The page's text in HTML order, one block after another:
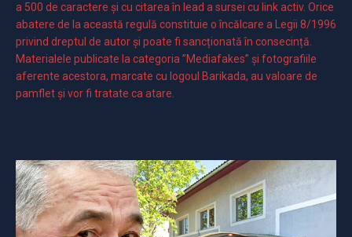
a 500 de caractere şi cu citarea în lead a sursei cu link activ. Orice
abatere de la această regulă constituie o încălcare a Legii 8/1996
privind dreptul de autor și poate fi sancționată în consecință.
Materialele publicate la categoria ”Mediafakes” și fotografiile
aferente acestora, marcate cu logoul Barikada, au valoare de
pamflet și vor fi tratate ca atare.